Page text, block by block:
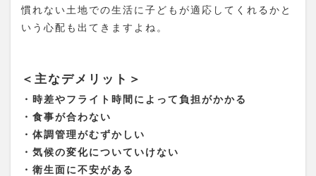
1.8.4
＊ニュ
ージー
＊オー
ストラ
1.8.6
＊カナ
ダ
慣れない土地での生活に子どもが適応してくれるかと
いう心配も出てきますよね。
＜主なデメリット＞
・時差やフライト時間によって負担がかかる
・食事が合わない
・体調管理がむずかしい
・気候の変化についていけない
・衛生面に不安がある